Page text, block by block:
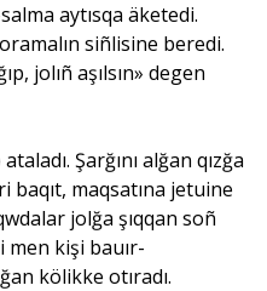
aytısqa äketedi.
siñlisine beredi.
jolıñ aşılsın» degen
Şarğını alğan qızğa
baqıt, maqsatına jetuine
jolğa şıqqan soñ
men kişi bauır-
kölikke otıradı.